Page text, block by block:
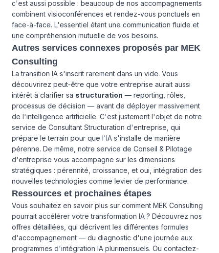
c'est aussi possible : beaucoup de nos accompagnements
combinent visioconférences et rendez-vous ponctuels en
face-à-face. L'essentiel étant une communication fluide et
une compréhension mutuelle de vos besoins.
Autres services connexes proposés par MEK
Consulting
La transition IA s'inscrit rarement dans un vide. Vous
découvrirez peut-être que votre entreprise aurait aussi
intérêt à clarifier sa structuration — reporting, rôles,
processus de décision — avant de déployer massivement
de l'intelligence artificielle. C'est justement l'objet de notre
service de Consultant Structuration d'entreprise, qui
prépare le terrain pour que l'IA s'installe de manière
pérenne. De même, notre service de Conseil & Pilotage
d'entreprise vous accompagne sur les dimensions
stratégiques : pérennité, croissance, et oui, intégration des
nouvelles technologies comme levier de performance.
Ressources et prochaines étapes
Vous souhaitez en savoir plus sur comment MEK Consulting
pourrait accélérer votre transformation IA ? Découvrez nos
offres détaillées , qui décrivent les différentes formules
d'accompagnement — du diagnostic d'une journée aux
programmes d'intégration IA plurimensuels. Ou contactez-